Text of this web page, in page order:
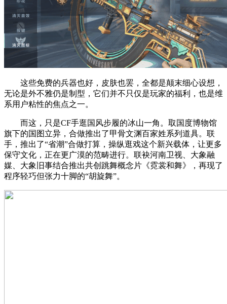
这些免费的兵器也好，皮肤也罢，全都是颠末细心设想，
无论是外不雅仍是制型，它们并不只仅是玩家的福利，也是维
系用户粘性的焦点之一。
而这，只是CF手逛国风步履的冰山一角。取国度博物馆
旗下的国图立异，合做推出了甲骨文渊百家姓系列道具。联
手，推出了“省潮”合做打算，操纵逛戏这个新兴载体，让更多
保守文化，正在更广漠的范畴进行。联袂河南卫视、大象融
媒、大象旧事结合推出共创跳舞概念片《霓裳和舞》，再现了
程序轻巧但张力十脚的“胡旋舞”。